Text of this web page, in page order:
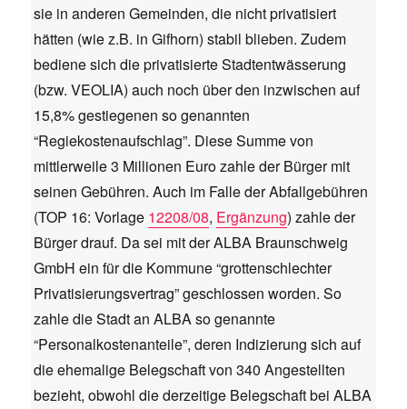
sie in anderen Gemeinden, die nicht privatisiert
hätten (wie z.B. in Gifhorn) stabil blieben. Zudem
bediene sich die privatisierte Stadtentwässerung
(bzw. VEOLIA) auch noch über den inzwischen auf
15,8% gestiegenen so genannten
“Regiekostenaufschlag”. Diese Summe von
mittlerweile 3 Millionen Euro zahle der Bürger mit
seinen Gebühren. Auch im Falle der Abfallgebühren
(TOP 16: Vorlage 12208/08, Ergänzung) zahle der
Bürger drauf. Da sei mit der ALBA Braunschweig
GmbH ein für die Kommune “grottenschlechter
Privatisierungsvertrag” geschlossen worden. So
zahle die Stadt an ALBA so genannte
“Personalkostenanteile”, deren Indizierung sich auf
die ehemalige Belegschaft von 340 Angestellten
bezieht, obwohl die derzeitige Belegschaft bei ALBA